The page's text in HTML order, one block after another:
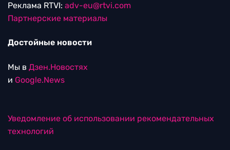
Реклама RTVI: adv-eu@rtvi.com
Партнерские материалы
Достойные новости
Мы в Дзен.Новостях
и Google.News
Уведомление об использовании рекомендательных
технологий